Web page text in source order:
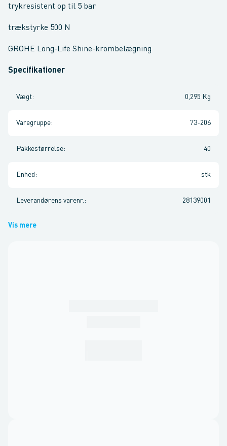
trykresistent op til 5 bar
trækstyrke 500 N
GROHE Long-Life Shine-krombelægning
Specifikationer
Vægt: 0,295 Kg
Varegruppe: 73-206
Pakkestørrelse: 40
Enhed : stk
Leverandørens varenr. : 28139001
Vis mere